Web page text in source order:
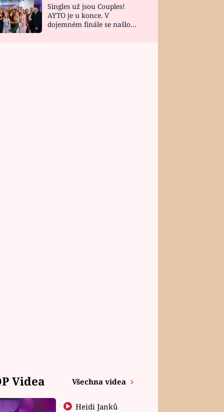
Singles už jsou Couples!
AYTO je u konce. V
dojemném finále se našlo
Videa Všechna videa
Heidi Janků